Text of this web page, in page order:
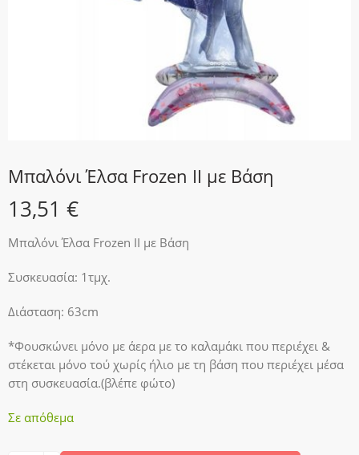
Μπαλόνι Έλσα Frozen II με Βάση
13,51 €
Μπαλόνι Έλσα Frozen II με Βάση
Συσκευασία: 1τμχ.
Διάσταση: 63cm
*Φουσκώνει μόνο με άερα με το καλαμάκι που περιέχει &
στέκεται μόνο τού χωρίς ήλιο με τη βάση που περιέχει μέσα
στη συσκευασία.(βλέπε φώτο)
Σε απόθεμα